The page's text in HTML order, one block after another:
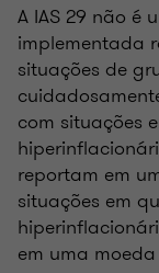
A IAS 29 não é
implementada
situações de
com situações
reportam em
situações em
em uma